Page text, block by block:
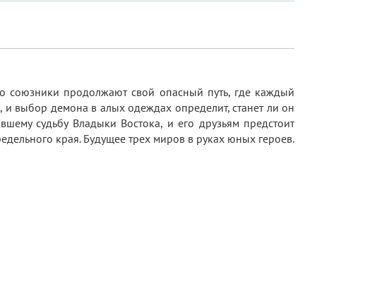
союзники продолжают свой опасный путь, где каждый
выбор демона в алых одеждах определит, станет ли он
судьбу Владыки Востока, и его друзьям предстоит
края. Будущее трех миров в руках юных героев.